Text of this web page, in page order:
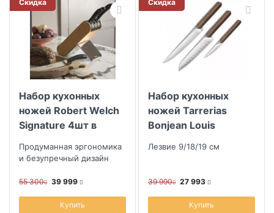
Скидка
Набор кухонных
ножей Robert Welch
Signature 4шт в
Продуманная эргономика
и безупречный дизайн
55 300 39 999
Купить
Скидка
Набор кухонных
ножей Tarrerias
Bonjean Louis
Лезвие 9/18/19 см
39 990 27 993
Купить